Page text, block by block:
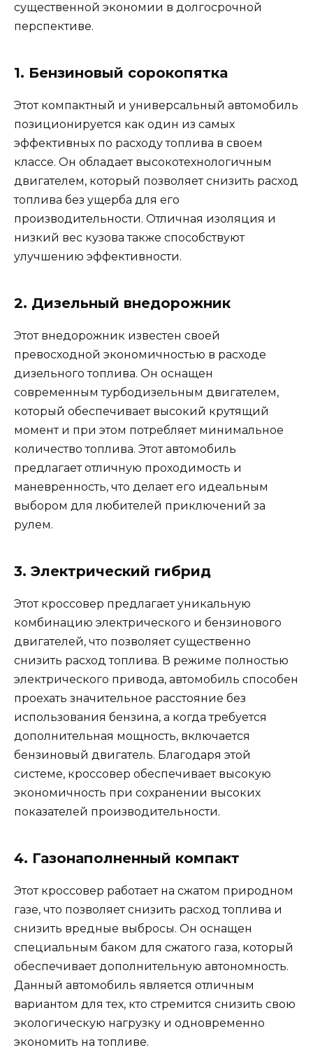
существенной экономии в долгосрочной
перспективе.
1. Бензиновый сорокопятка
Этот компактный и универсальный автомобиль
позиционируется как один из самых
эффективных по расходу топлива в своем
классе. Он обладает высокотехнологичным
двигателем, который позволяет снизить расход
топлива без ущерба для его
производительности. Отличная изоляция и
низкий вес кузова также способствуют
улучшению эффективности.
2. Дизельный внедорожник
Этот внедорожник известен своей
превосходной экономичностью в расходе
дизельного топлива. Он оснащен
современным турбодизельным двигателем,
который обеспечивает высокий крутящий
момент и при этом потребляет минимальное
количество топлива. Этот автомобиль
предлагает отличную проходимость и
маневренность, что делает его идеальным
выбором для любителей приключений за
рулем.
3. Электрический гибрид
Этот кроссовер предлагает уникальную
комбинацию электрического и бензинового
двигателей, что позволяет существенно
снизить расход топлива. В режиме полностью
электрического привода, автомобиль способен
проехать значительное расстояние без
использования бензина, а когда требуется
дополнительная мощность, включается
бензиновый двигатель. Благодаря этой
системе, кроссовер обеспечивает высокую
экономичность при сохранении высоких
показателей производительности.
4. Газонаполненный компакт
Этот кроссовер работает на сжатом природном
газе, что позволяет снизить расход топлива и
снизить вредные выбросы. Он оснащен
специальным баком для сжатого газа, который
обеспечивает дополнительную автономность.
Данный автомобиль является отличным
вариантом для тех, кто стремится снизить свою
экологическую нагрузку и одновременно
экономить на топливе.